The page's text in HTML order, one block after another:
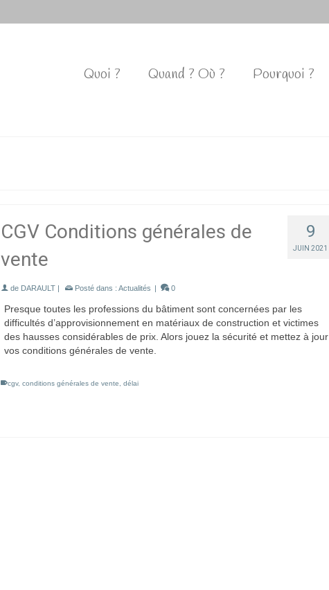
Quoi ? Quand ? Où ? Pourquoi ?
9
JUIN 2021
CGV Conditions générales de
vente
de DARAULT | Posté dans : Actualités | 0
Presque toutes les professions du bâtiment sont concernées par les
difficultés d’approvisionnement en matériaux de construction et victimes
des hausses considérables de prix. Alors jouez la sécurité et mettez à jour
vos conditions générales de vente.
cgv, conditions générales de vente délai